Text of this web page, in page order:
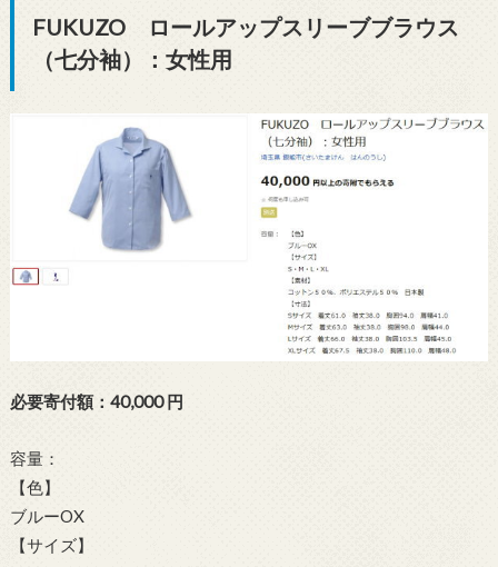
FUKUZO ロールアップスリーブブラウス
（七分袖）：女性用
必要寄付額：40,000 円
容量：
【色】
ブルーOX
【サイズ】